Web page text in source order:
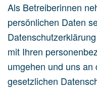
Als Betreiberinnen
persönlichen Daten
mit Ihren
umgehen und uns
gesetzlichen